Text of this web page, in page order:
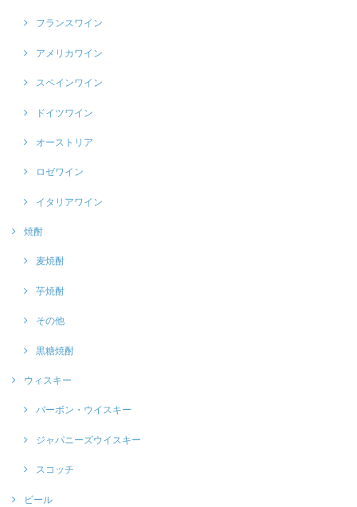
フランスワイン
アメリカワイン
スペインワイン
ドイツワイン
オーストリア
ロゼワイン
イタリアワイン
焼酎
麦焼酎
芋焼酎
その他
黒糖焼酎
ウィスキー
バーボン・ウイスキー
ジャパニーズウイスキー
スコッチ
ビール